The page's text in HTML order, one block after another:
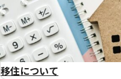
移住について